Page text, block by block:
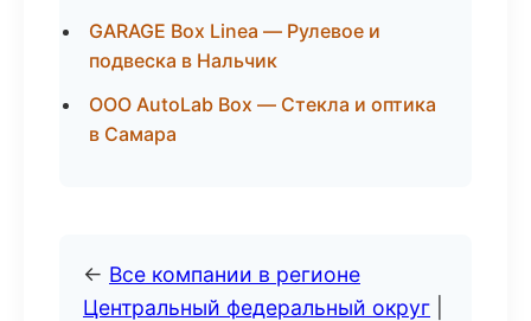
GARAGE Box Linea — Рулевое и
подвеска в Нальчик
ООО AutoLab Box — Стекла и оптика
в Самара
← Все компании в регионе
Центральный федеральный округ